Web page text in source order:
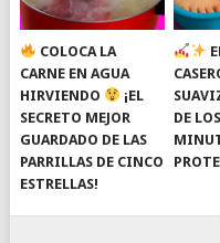
COLOCA LA
CARNE EN AGUA
HIRVIENDO
¡EL
SECRETO MEJOR
GUARDADO DE LAS
PARRILLAS DE CINCO
ESTRELLAS!
DE